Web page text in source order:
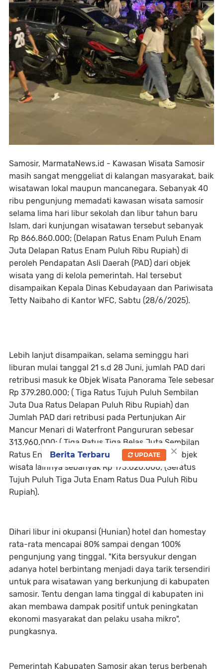
Samosir, MarmataNews.id - Kawasan Wisata Samosir
masih sangat menggeliat di kalangan masyarakat, baik
wisatawan lokal maupun mancanegara. Sebanyak 40
ribu pengunjung memadati kawasan wisata samosir
selama lima hari libur sekolah dan libur tahun baru
Islam, dari kunjungan wisatawan tersebut sebanyak
Rp 866.860.000; (Delapan Ratus Enam Puluh Enam
Juta Delapan Ratus Enam Puluh Ribu Rupiah) di
peroleh Pendapatan Asli Daerah (PAD) dari objek
wisata yang di kelola pemerintah. Hal tersebut
disampaikan Kepala Dinas Kebudayaan dan Pariwisata
Tetty Naibaho di Kantor WFC, Sabtu (28/6/2025).
Lebih lanjut disampaikan, selama seminggu hari
liburan mulai tanggal 21 s.d 28 Juni, jumlah PAD dari
retribusi masuk ke Objek Wisata Panorama Tele sebesar
Rp 379.280.000; ( Tiga Ratus Tujuh Puluh Sembilan
Juta Dua Ratus Delapan Puluh Ribu Rupiah) dan
Jumlah PAD dari retribusi pada Pertunjukan Air
Mancur Menari di Waterfront Pangururan sebesar
313.960.000; ( Tiga Ratus Tiga Belas Juta Sembilan
Ratus Enam Puluh Ribu rupiah) dan PAD dari objek
wisata lainnya sebanyak Rp 173.620.000; (Seratus
Tujuh Puluh Tiga Juta Enam Ratus Dua Puluh Ribu
Rupiah).
Dihari libur ini okupansi (Hunian) hotel dan homestay
rata-rata mencapai 80% sampai dengan 100%
pengunjung yang tinggal. "Kita bersyukur dengan
adanya hotel berbintang menjadi daya tarik tersendiri
untuk para wisatawan yang berkunjung di kabupaten
samosir. Tentu dengan lama tinggal di kabupaten ini
akan membawa dampak positif untuk peningkatan
ekonomi masyarakat dan pelaku usaha mikro",
pungkasnya.
Pemerintah Kabupaten Samosir akan terus berbenah
×
Berita Terbaru UPDATE